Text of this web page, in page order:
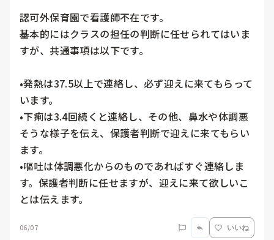
認可外保育園で看護師不在です。
基本的にはクラスの担任の判断に任せられてはいま
すが、共通事項は以下です。
•発熱は37.5以上で連絡し、必ず迎えに来てもらって
います。
•下痢は3.4回続くと連絡し、その他、鼻水や体調悪
そうな様子を伝え、保護者判断で迎えに来てもらい
ます。
•嘔吐は体調悪化からのものであればすぐ連絡しま
す。保護者判断に任せますが、迎えに来て欲しいこ
とは伝えます。
06/07 いいね